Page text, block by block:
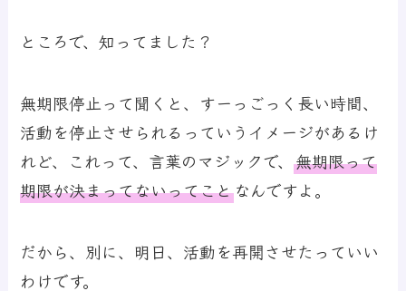
ところで、知ってました？
無期限停止って聞くと、すーっごっく長い時間、
活動を停止させられるっていうイメージがあるけ
れど、これって、言葉のマジックで、無期限って
期限が決まってないってことなんですよ。
だから、別に、明日、活動を再開させたっていい
わけです。